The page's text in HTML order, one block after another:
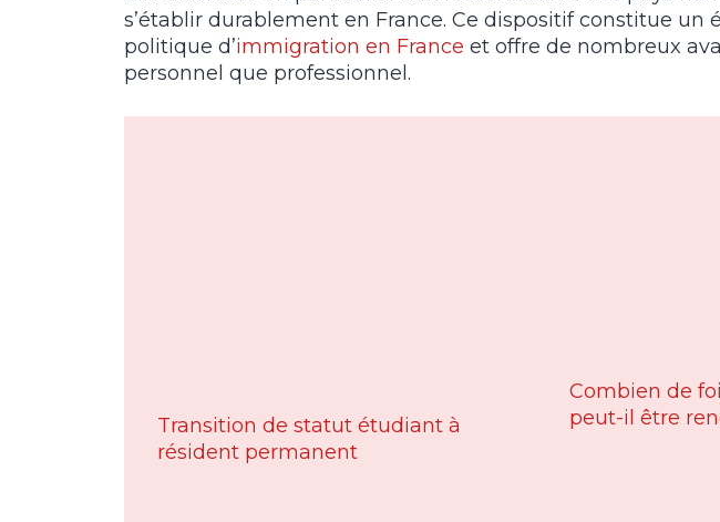
s’établir durablement en France. Ce dispositif constitue un
politique d’immigration en France et offre de nombreux
personnel que professionnel.
Transition de statut étudiant à
résident permanent
Combien de
peut-il être